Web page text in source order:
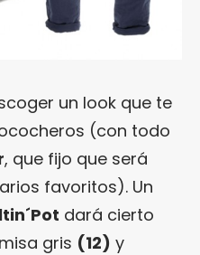
un look que te
(con todo
, que fijo que será
favoritos). Un
dará cierto
gris (12) y